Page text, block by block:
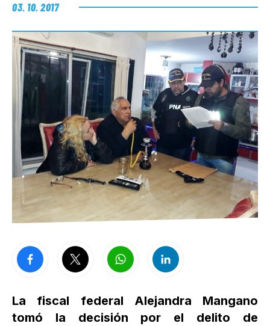
EL LADO «G»
03. 10. 2017
La fiscal federal Alejandra Mangano
tomó la decisión por el delito de